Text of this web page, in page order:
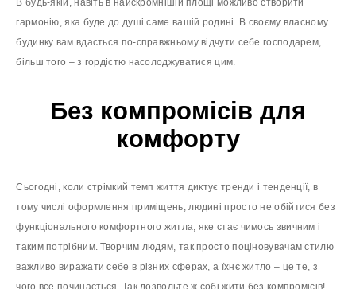
гармонію, яка буде до душі саме вашій родині. В своєму власному
будинку вам вдасться по-справжньому відчути себе господарем,
більш того – з гордістю насолоджуватися цим.
Без компромісів для
комфорту
Сьогодні, коли стрімкий темп життя диктує тренди і тенденції, в
тому числі оформлення приміщень, людині просто не обійтися без
функціонального комфортного житла, яке стає чимось звичним і
таким потрібним. Творчим людям, так просто поціновувачам стилю
важливо виражати себе в різних сферах, а їхнє житло – це те, з
чого все починається. Так дозвольте ж собі жити без компромісів!